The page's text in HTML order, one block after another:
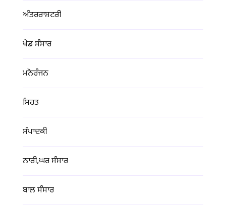
ਅੰਤਰਰਾਸ਼ਟਰੀ
ਖੇਡ ਸੰਸਾਰ
ਮਨੋਰੰਜਨ
ਸਿਹਤ
ਸੰਪਾਦਕੀ
ਨਾਰੀ,ਘਰ ਸੰਸਾਰ
ਬਾਲ ਸੰਸਾਰ